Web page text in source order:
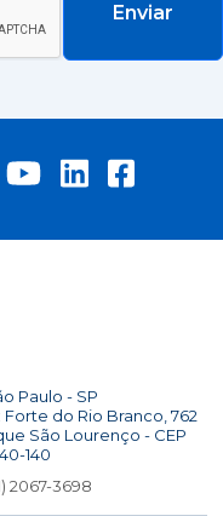
Enviar
Paulo - SP
Forte do Rio Branco, 762
São Lourenço - CEP
140
2067-3698